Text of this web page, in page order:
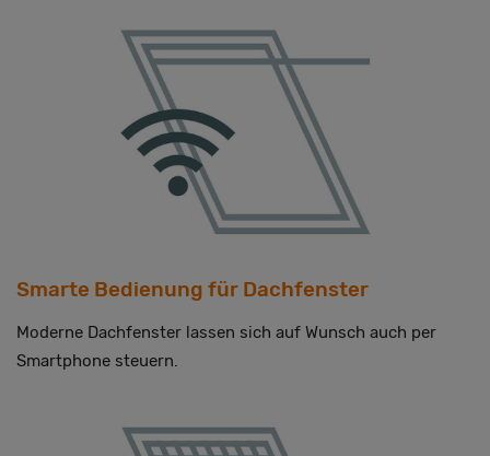
Smarte Bedienung für Dachfenster
Moderne Dachfenster lassen sich auf Wunsch auch per
Smartphone steuern.